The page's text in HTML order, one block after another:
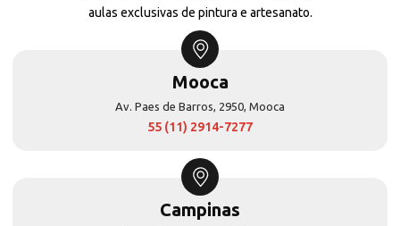
aulas exclusivas de pintura e artesanato.
Mooca
Av. Paes de Barros, 2950, Mooca
55 (11) 2914-7277
Campinas